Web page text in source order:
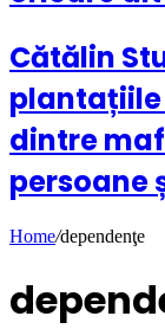
Cătălin
plantațiile
dintre
persoane
Home/dependenţe